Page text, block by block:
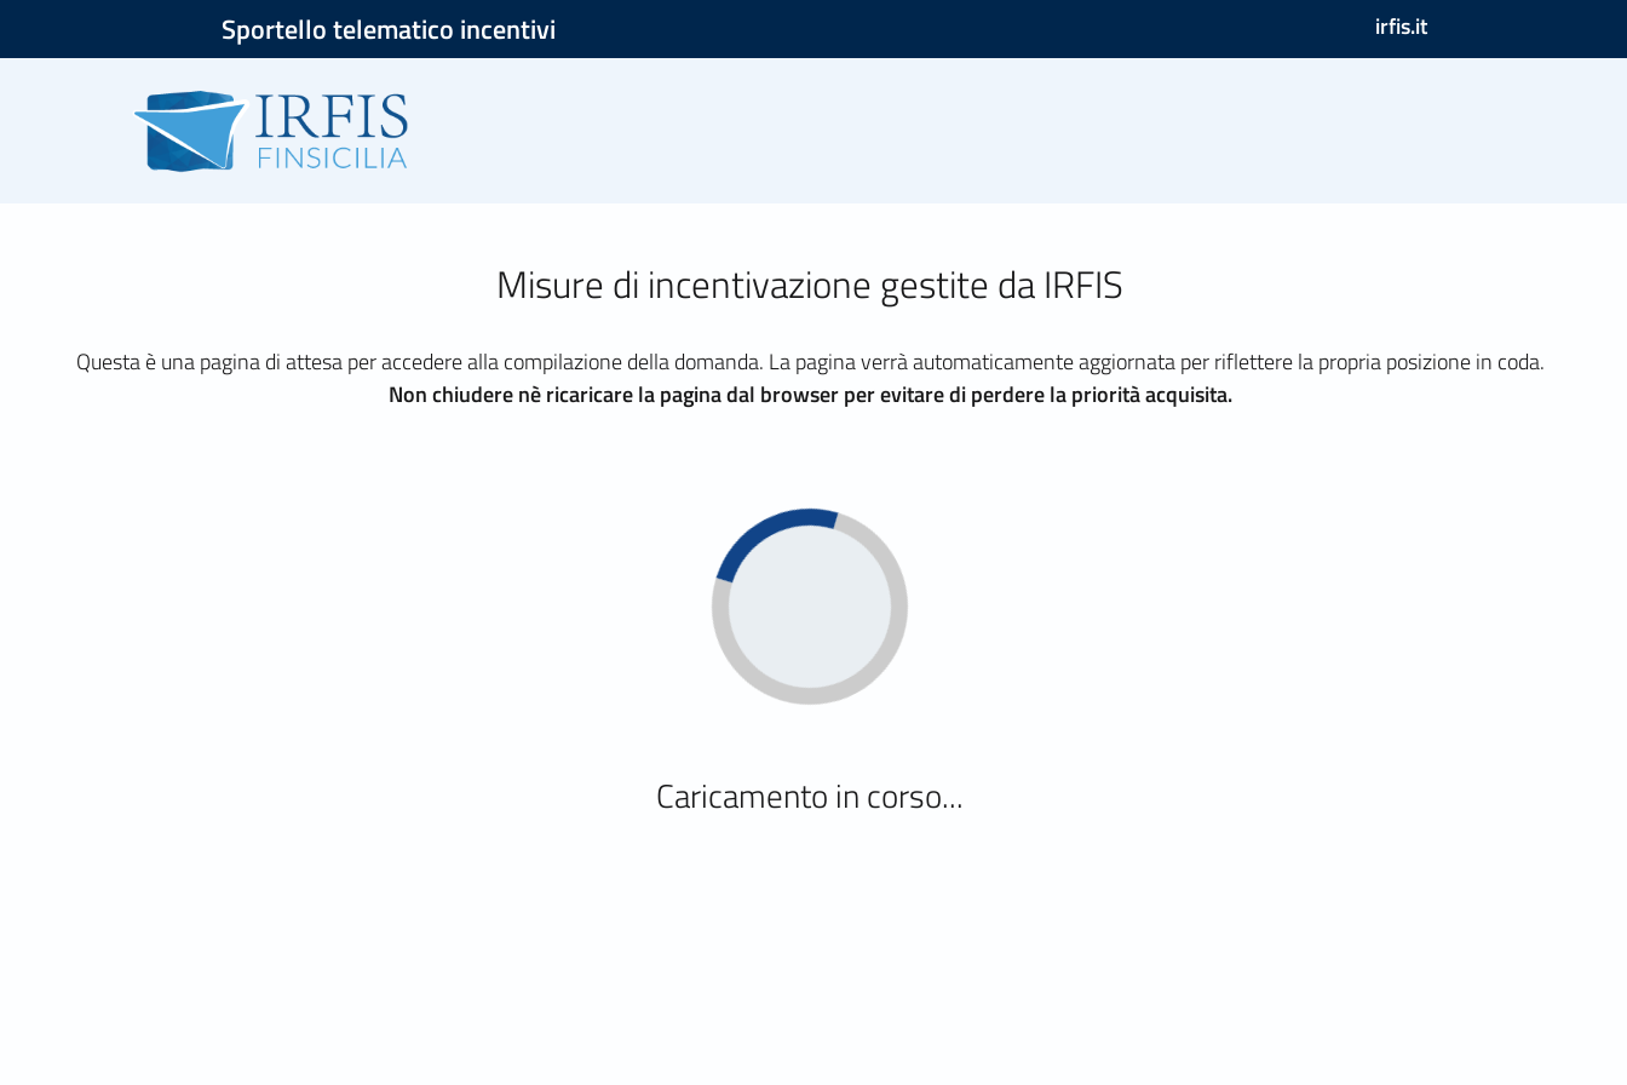
Sportello telematico incentivi irfis.it
Misure di incentivazione gestite da IRFIS
Questa è una pagina di attesa per accedere alla compilazione della domanda. La pagina verrà automaticamente aggiornata per riflettere la propria posizione in coda.
Non chiudere nè ricaricare la pagina dal browser per evitare di perdere la priorità acquisita.
Caricamento in corso...
Caricamento in corso...